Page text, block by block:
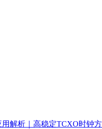
解析｜高稳定TCXO时钟